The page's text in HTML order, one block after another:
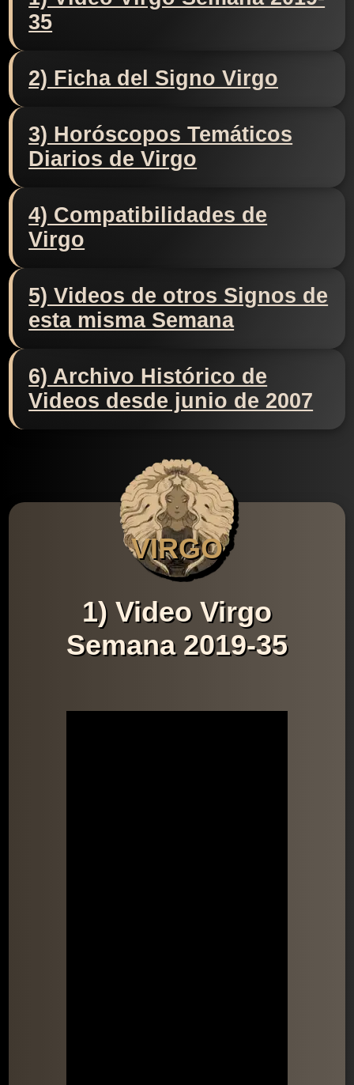
35
2) Ficha del Signo Virgo
3) Horóscopos Temáticos
Diarios de Virgo
4) Compatibilidades de
Virgo
5) Videos de otros Signos de
esta misma Semana
6) Archivo Histórico de
Videos desde junio de 2007
VIRGO
1) Video Virgo
Semana 2019-35